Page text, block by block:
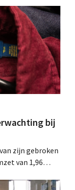
België
gingen.
bij
zijn gebroken
van 1,96
start